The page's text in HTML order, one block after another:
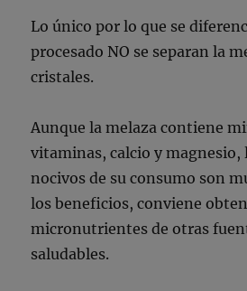
Lo único por lo que se
procesado NO se separan la
cristales.
Aunque la melaza contiene
vitaminas, calcio y magnesio,
nocivos de su consumo son
los beneficios, conviene
micronutrientes de otras
saludables.